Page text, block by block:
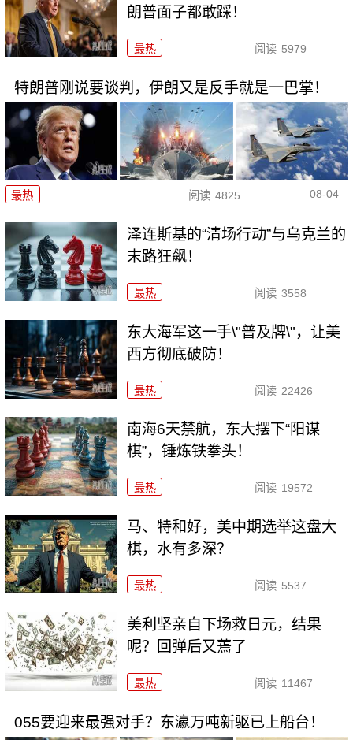
朗普面子都敢踩！
最热 阅读 5979
特朗普刚说要谈判，伊朗又是反手就是一巴掌！
最热 阅读 4825 08-04
泽连斯基的“清场行动”与乌克兰的
末路狂飙！
最热 阅读 3558
东大海军这一手\"普及牌\"，让美
西方彻底破防！
最热 阅读 22426
南海6天禁航，东大摆下“阳谋
棋”，锤炼铁拳头！
最热 阅读 19572
马、特和好，美中期选举这盘大
棋，水有多深？
最热 阅读 5537
美利坚亲自下场救日元，结果
呢？回弹后又蔫了
最热 阅读 11467
055要迎来最强对手？东瀛万吨新驱已上船台！